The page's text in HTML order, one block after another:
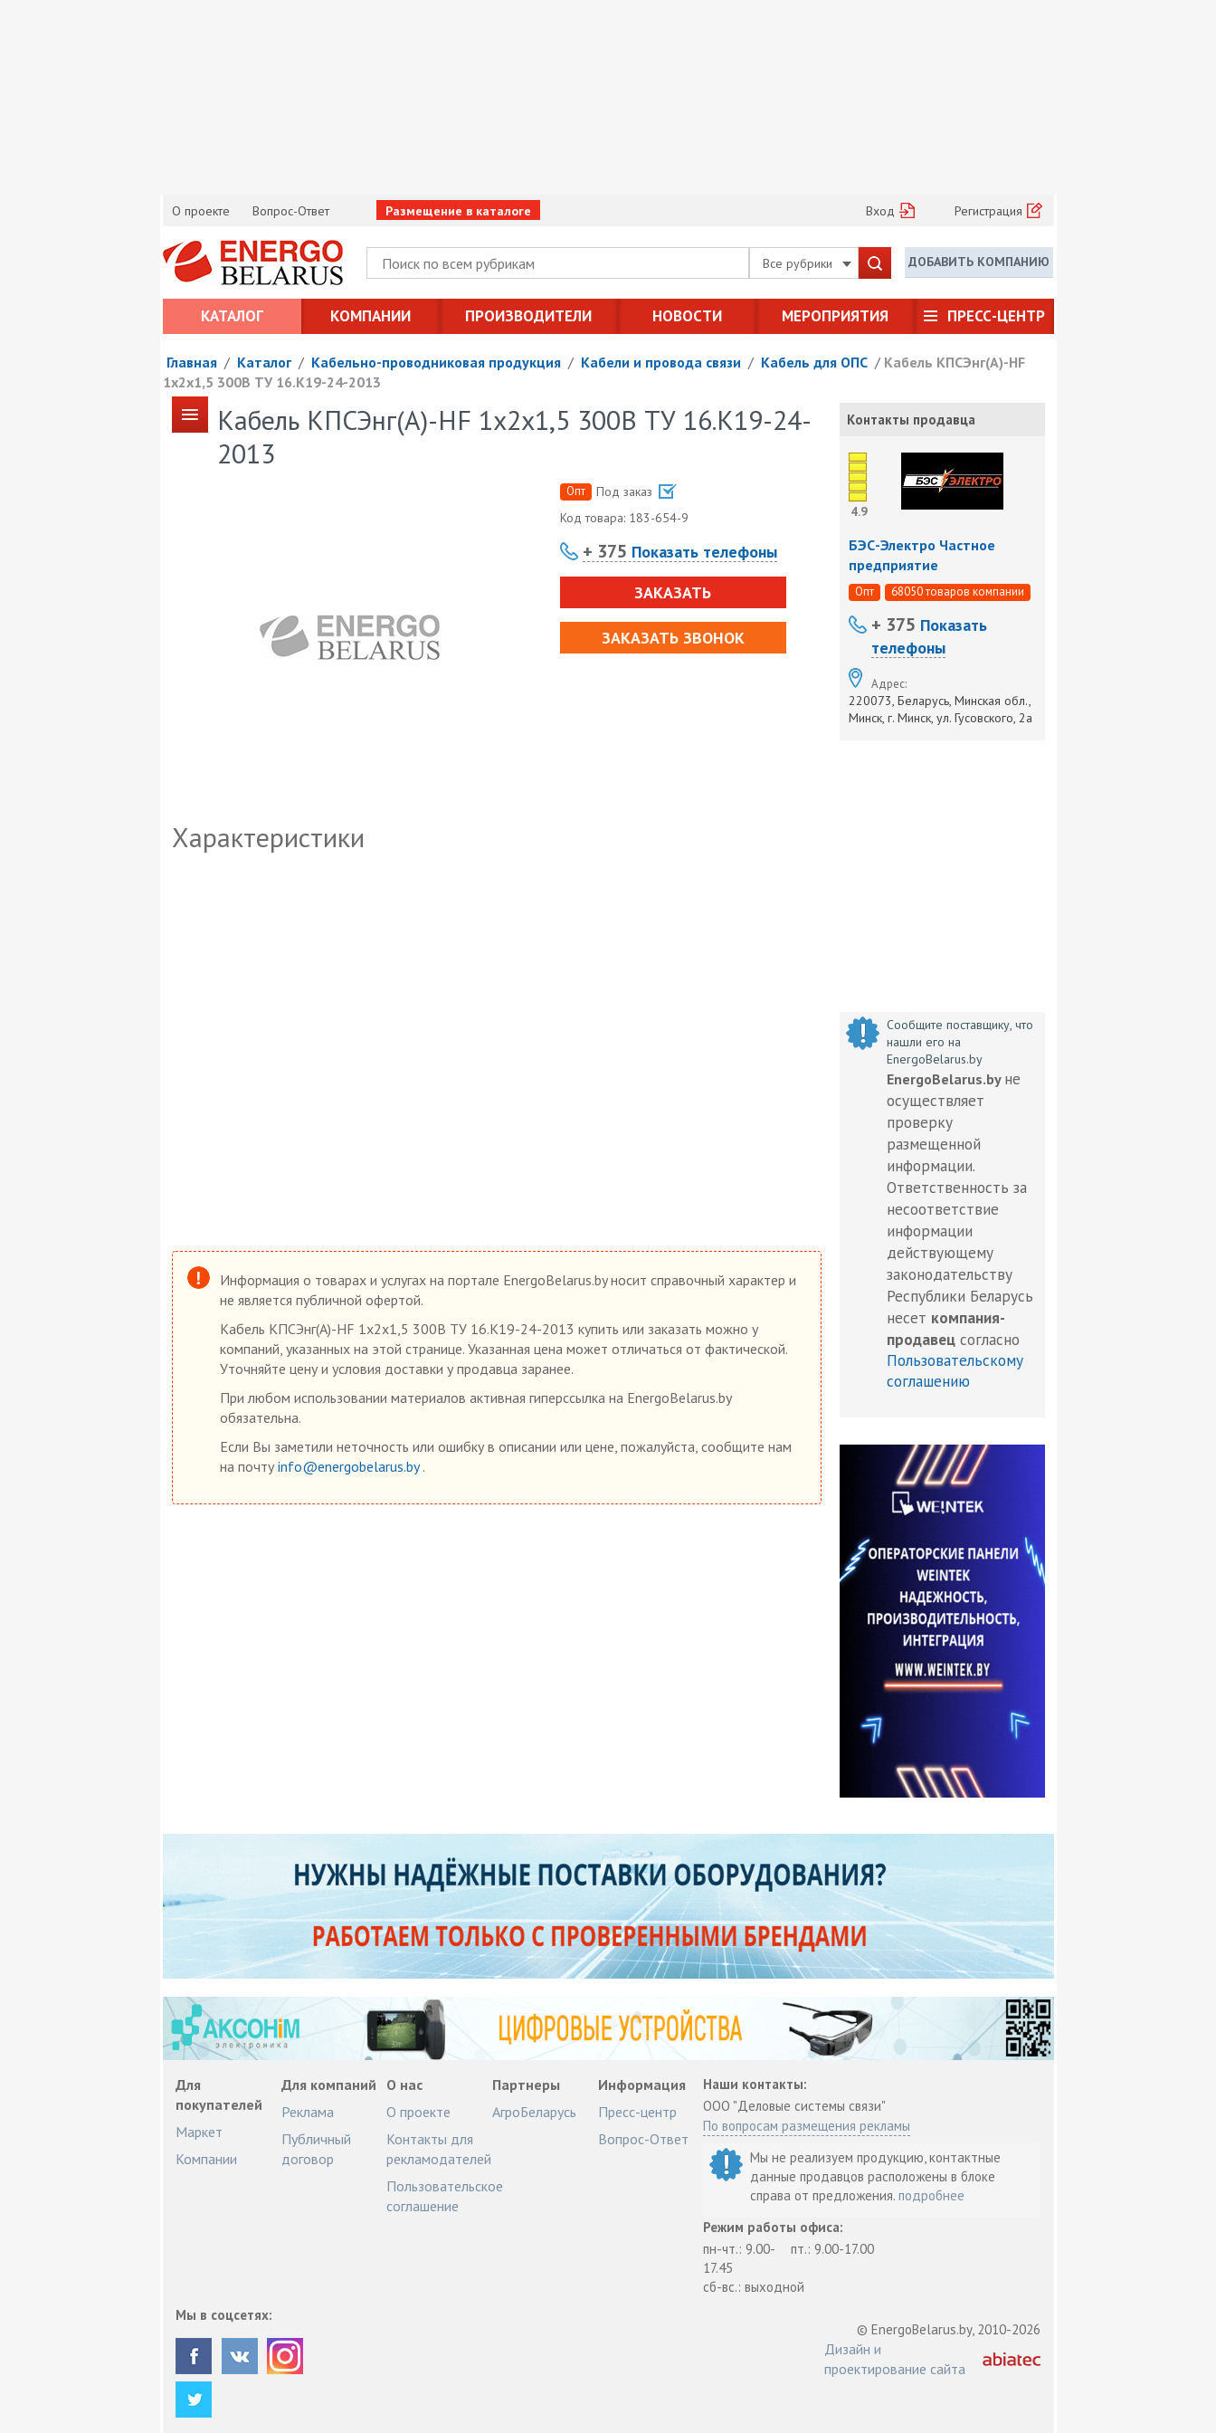
О проекте Вопрос-Ответ Размещение в каталоге Вход Регистрация
Все рубрики ДОБАВИТЬ КОМПАНИЮ
КАТАЛОГ КОМПАНИИ ПРОИЗВОДИТЕЛИ НОВОСТИ МЕРОПРИЯТИЯ ПРЕСС-ЦЕНТР
Главная / Каталог / Кабельно-проводниковая продукция / Кабели и провода связи / Кабель для ОПС / Кабель КПСЭнг(А)-HF
1х2х1,5 300В ТУ 16.К19-24-2013
Кабель КПСЭнг(А)-HF 1х2х1,5 300В ТУ 16.К19-24-
2013
Опт
Под заказ
Код товара: 183-654-9
+ 375 Показать телефоны
ЗАКАЗАТЬ
ЗАКАЗАТЬ ЗВОНОК
Характеристики
Контакты продавца
4.9
БЭС-Электро Частное
предприятие
Опт 68050 товаров компании
+ 375 Показать
телефоны
Адрес:
220073, Беларусь, Минская обл.,
Минск, г. Минск, ул. Гусовского, 2а
Сообщите поставщику, что
нашли его на
EnergoBelarus.by
EnergoBelarus.by не
осуществляет
проверку
размещенной
информации.
Ответственность за
несоответствие
информации
действующему
законодательству
Республики Беларусь
несет компания-
продавец согласно
Пользовательскому
соглашению
Информация о товарах и услугах на портале EnergoBelarus.by носит справочный характер и
не является публичной офертой.
Кабель КПСЭнг(А)-HF 1х2х1,5 300В ТУ 16.К19-24-2013 купить или заказать можно у
компаний, указанных на этой странице. Указанная цена может отличаться от фактической.
Уточняйте цену и условия доставки у продавца заранее.
При любом использовании материалов активная гиперссылка на EnergoBelarus.by
обязательна.
Если Вы заметили неточность или ошибку в описании или цене, пожалуйста, сообщите нам
на почту info@energobelarus.by.
Для
покупателей
Маркет
Компании
Для компаний
Реклама
Публичный
договор
О нас
О проекте
Контакты для
рекламодателей
Пользовательское
соглашение
Партнеры
АгроБеларусь
Информация
Пресс-центр
Вопрос-Ответ
Наши контакты:
ООО "Деловые системы связи"
По вопросам размещения рекламы
Мы не реализуем продукцию, контактные
данные продавцов расположены в блоке
справа от предложения.подробнее
Режим работы офиса:
пн-чт.: 9.00-
17.45
пт.: 9.00-17.00
сб-вс.: выходной
Мы в соцсетях:
© EnergoBelarus.by, 2010-2026
Дизайн и
проектирование сайта